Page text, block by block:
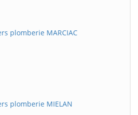
plomberie MARCIAC
plomberie MIELAN